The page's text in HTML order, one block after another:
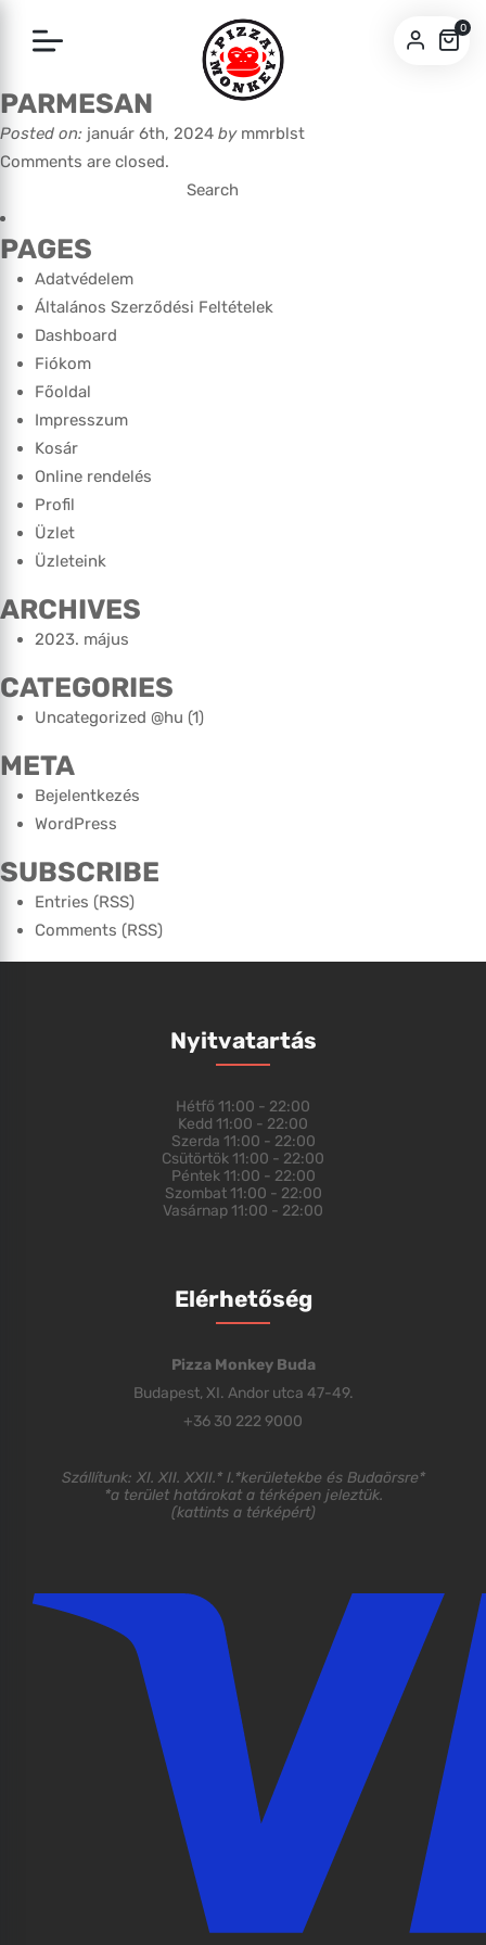
0
PARMESAN
Posted on: január 6th, 2024 bymmrblst
Comments are closed.
for:
PAGES
Adatvédelem
Általános Szerződési Feltételek
Dashboard
Fiókom
Főoldal
Impresszum
Kosár
Online rendelés
Profil
Üzlet
Üzleteink
ARCHIVES
2023. május
CATEGORIES
Uncategorized @hu (1)
META
Bejelentkezés
WordPress
SUBSCRIBE
Entries (RSS)
Comments (RSS)
Nyitvatartás
Hétfő 11:00 - 22:00
Kedd 11:00 - 22:00
Szerda 11:00 - 22:00
Csütörtök 11:00 - 22:00
Péntek 11:00 - 22:00
Szombat 11:00 - 22:00
Vasárnap 11:00 - 22:00
Elérhetőség
Pizza Monkey Buda
Budapest, XI. Andor utca 47-49.
+36 30 222 9000
Szállítunk: XI. XII. XXII.* I.*kerületekbe és Budaörsre*
*a terület határokat a térképen jeleztük.
(kattints a térképért)